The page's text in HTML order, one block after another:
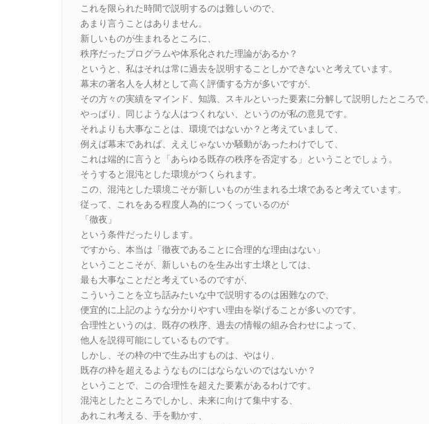
これを限られた時間で説明するのは難しいので、
あまり言うことはありません。
新しいものが生まれるところに、
秩序だったプログラムや体系化された理論があるか？
というと、私はそれは常に過去を説明することしかできないと考えています。
幕末の著名人を人材として高く評価する方が多いですが、
その方々の実績をマインド、知識、スキルといった要素に分解して説明したところで、
やっぱり、同じような人はつくれない、というのが私の意見です。
それよりも大事なことは、環境ではないか？と考えていまして、
例えば幕末であれば、ええじゃないか騒動があったわけでして、
これは端的に言うと「あらゆる既存の秩序を否定する」ということでしょう。
そうすると混沌とした環境がつくられます。
この、混沌とした環境こそが新しいものが生まれる土壌であると考えています。
従って、これをある程度人為的につくっているのが
「徹夜」
という条件だったりします。
ですから、本当は「徹夜であることに合理的な理由はない」
ということこそが、新しいものを生み出す土壌としては、
最も大事なことだと考えているのですが、
こういうことを立ち話みたいな中で説明するのは困難なので、
便宜的に上記のような分かりやすい理由を挙げることが多いのです。
合理性というのは、既存の秩序、過去の情報の組み合わせによって、
他人を説得可能にしているものです。
しかし、その枠の中で生み出すものは、やはり、
既存の枠を超えるようなものにはならないのではないか？
ということで、この合理性を超えた要素があるわけです。
混沌としたところでしかし、未来に向けて集中する、
あれこれ考える、手を動かす、